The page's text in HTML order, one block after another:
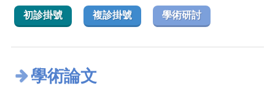
初診掛號 複診掛號 學術研討
學術論文